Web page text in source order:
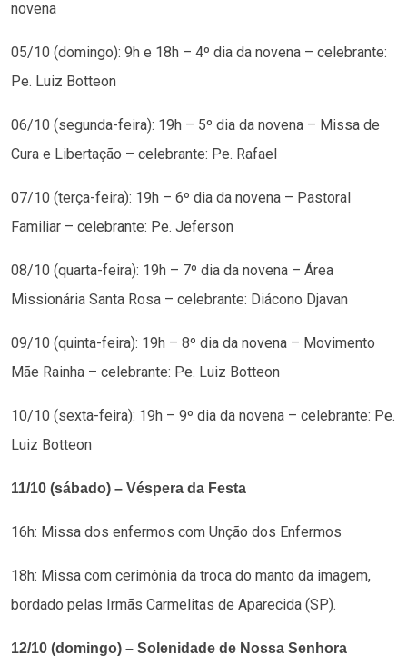
novena
05/10 (domingo): 9h e 18h – 4º dia da novena – celebrante:
Pe. Luiz Botteon
06/10 (segunda-feira): 19h – 5º dia da novena – Missa de
Cura e Libertação – celebrante: Pe. Rafael
07/10 (terça-feira): 19h – 6º dia da novena – Pastoral
Familiar – celebrante: Pe. Jeferson
08/10 (quarta-feira): 19h – 7º dia da novena – Área
Missionária Santa Rosa – celebrante: Diácono Djavan
09/10 (quinta-feira): 19h – 8º dia da novena – Movimento
Mãe Rainha – celebrante: Pe. Luiz Botteon
10/10 (sexta-feira): 19h – 9º dia da novena – celebrante: Pe.
Luiz Botteon
11/10 (sábado) – Véspera da Festa
16h: Missa dos enfermos com Unção dos Enfermos
18h: Missa com cerimônia da troca do manto da imagem,
bordado pelas Irmãs Carmelitas de Aparecida (SP).
12/10 (domingo) – Solenidade de Nossa Senhora